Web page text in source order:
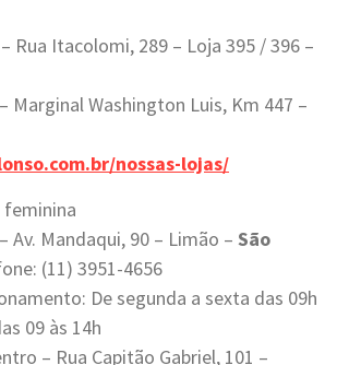
Rua Itacolomi, 289 – Loja 395 / 396 –
Marginal Washington Luis, Km 447 –
nossas-lojas/
feminina
Av. Mandaqui, 90 – Limão – São
(11) 3951-4656
De segunda a sexta das 09h
09 às 14h
– Rua Capitão Gabriel, 101 –